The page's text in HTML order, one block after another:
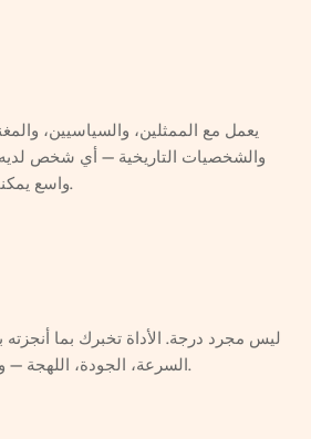
يعمل مع الممثلين، والسياسيين،
والشخصيات التاريخية — أي شخص
واسع يمكنك العثور على تسجيلات له.
ليس مجرد درجة. الأداة تخبرك بما
السرعة، الجودة، اللهجة — وما يجب تعديله لتبدو أقرب.